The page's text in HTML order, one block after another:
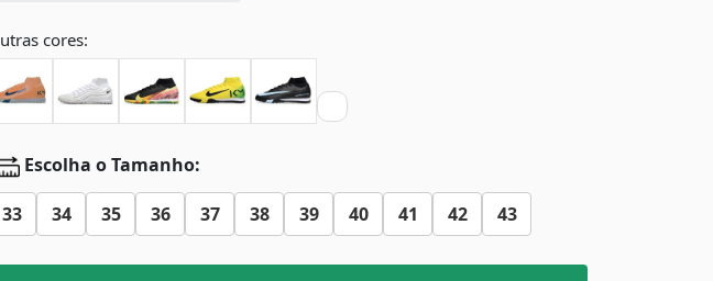
cores:
Escolha o Tamanho:
33 34 35 36 37 38 39 40 41 42 43